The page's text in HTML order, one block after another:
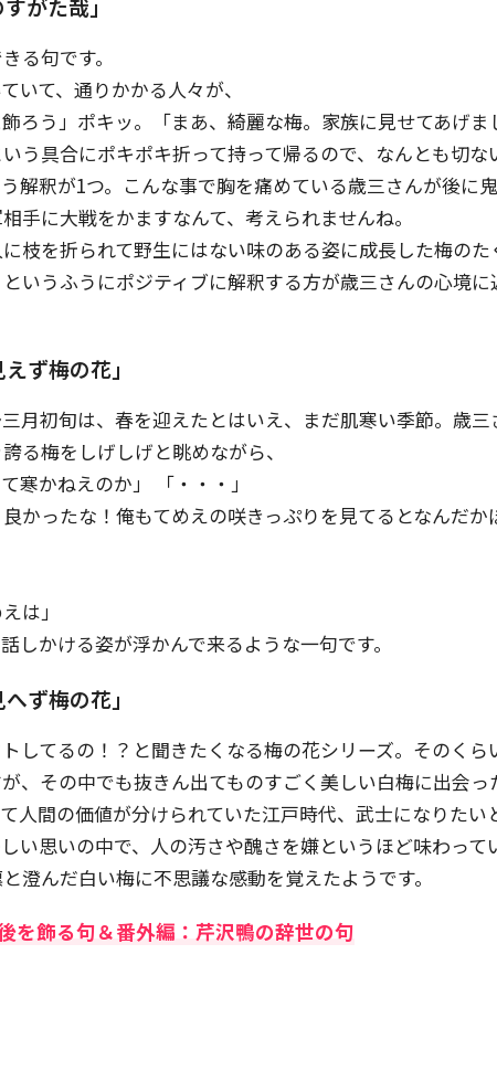
がた哉」
る句です。
いて、通りかかる人々が、
飾ろう」ポキッ。「まあ、綺麗な梅。家族に見せてあげま
う具合にポキポキ折って持って帰るので、なんとも切な
解釈が1つ。こんな事で胸を痛めている歳三さんが後に
手に大戦をかますなんて、考えられませんね。
枝を折られて野生にはない味のある姿に成長した梅のた
いうふうにポジティブに解釈する方が歳三さんの心境に
ず梅の花」
月初旬は、春を迎えたとはいえ、まだ肌寒い季節。歳三
る梅をしげしげと眺めながら、
寒かねえのか」 「・・・」
良かったな！俺もてめえの咲きっぷりを見てるとなんだか
は」
しかける姿が浮かんで来るような一句です。
ず梅の花」
してるの！？と聞きたくなる梅の花シリーズ。そのくら
、その中でも抜きん出てものすごく美しい白梅に出会っ
人間の価値が分けられていた江戸時代、武士になりたい
い思いの中で、人の汚さや醜さを嫌というほど味わって
澄んだ白い梅に不思議な感動を覚えたようです。
を飾る句＆番外編：芹沢鴨の辞世の句